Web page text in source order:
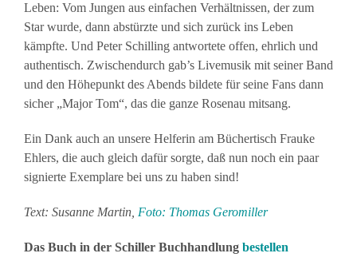
Leben: Vom Jungen aus einfachen Verhältnissen, der zum
Star wurde, dann abstürzte und sich zurück ins Leben
kämpfte. Und Peter Schilling antwortete offen, ehrlich und
authentisch. Zwischendurch gab’s Livemusik mit seiner Band
und den Höhepunkt des Abends bildete für seine Fans dann
sicher „Major Tom“, das die ganze Rosenau mitsang.
Ein Dank auch an unsere Helferin am Büchertisch Frauke
Ehlers, die auch gleich dafür sorgte, daß nun noch ein paar
signierte Exemplare bei uns zu haben sind!
Text: Susanne Martin, Foto: Thomas Geromiller
Das Buch in der Schiller Buchhandlung bestellen